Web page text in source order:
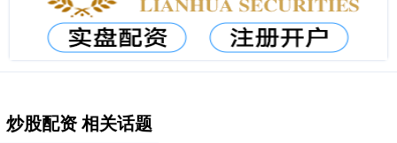
炒股配资 相关话题